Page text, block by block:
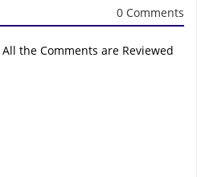
0 Comments
the Comments are Reviewed